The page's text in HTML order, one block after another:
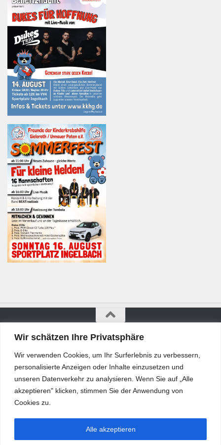
Wir schätzen Ihre Privatsphäre
Wir verwenden Cookies, um Ihr Surferlebnis zu verbessern,
personalisierte Anzeigen oder Inhalte einzusetzen und
unseren Datenverkehr zu analysieren. Wenn Sie auf „Alle
akzeptieren" klicken, stimmen Sie der Anwendung von
Cookies zu.
Alle akzeptieren
Bürgerkurier © 2026. Alle Rechte vorbehalten.